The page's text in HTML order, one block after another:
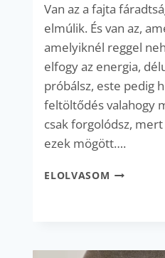
Van az a fajta
elmúlik. És van az,
amelyiknél reggel
elfogy az energia,
próbálsz, este pedig
feltöltődés valahogy
csak forgolódsz,
ezek mögött….
ELOLVASOM ÁLLANDÓ